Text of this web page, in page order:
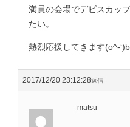
満員の会場でデビスカッ
たい。
熱烈応援してきます(o^-
2017/12/20 23:12:28返信
matsu